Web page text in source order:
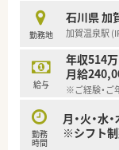
勤務地
石川県 加
加賀温泉駅
給与
年収514
月給
※ご経験・ご
勤務
時間
月・火・水
※シフト